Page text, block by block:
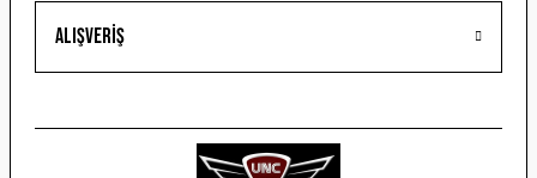
Alışveriş